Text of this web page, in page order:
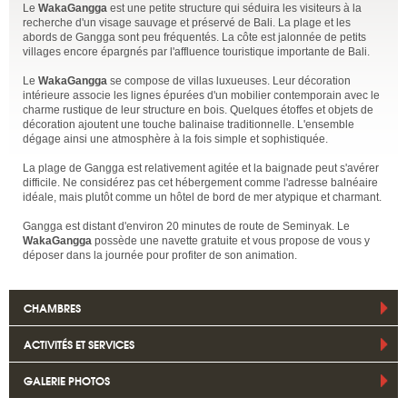
Le WakaGangga est une petite structure qui séduira les visiteurs à la
recherche d'un visage sauvage et préservé de Bali. La plage et les
abords de Gangga sont peu fréquentés. La côte est jalonnée de petits
villages encore épargnés par l'affluence touristique importante de Bali.
Le WakaGangga se compose de villas luxueuses. Leur décoration
intérieure associe les lignes épurées d'un mobilier contemporain avec le
charme rustique de leur structure en bois. Quelques étoffes et objets de
décoration ajoutent une touche balinaise traditionnelle. L'ensemble
dégage ainsi une atmosphère à la fois simple et sophistiquée.
La plage de Gangga est relativement agitée et la baignade peut s'avérer
difficile. Ne considérez pas cet hébergement comme l'adresse balnéaire
idéale, mais plutôt comme un hôtel de bord de mer atypique et charmant.
Gangga est distant d'environ 20 minutes de route de Seminyak. Le
WakaGangga possède une navette gratuite et vous propose de vous y
déposer dans la journée pour profiter de son animation.
CHAMBRES
ACTIVITÉS ET SERVICES
GALERIE PHOTOS